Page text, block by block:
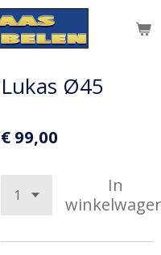
Lukas Ø45
€ 99,00
In